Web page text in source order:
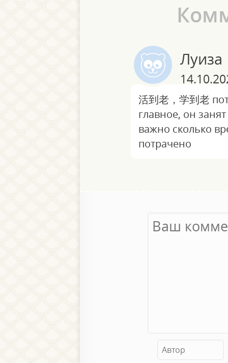
Луиза
活到老，学到老
главное, он
важно сколько
потрачено